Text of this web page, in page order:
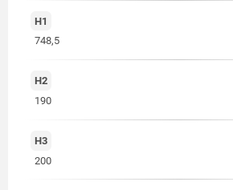
H1
748,5
H2
190
H3
200